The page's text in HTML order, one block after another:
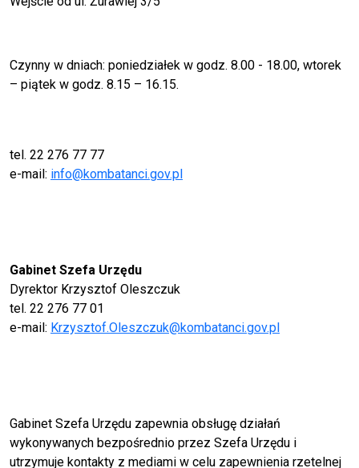
Czynny w dniach: poniedziałek w godz. 8.00 - 18.00, wtorek
– piątek w godz. 8.15 – 16.15.
tel. 22 276 77 77
e-mail: info@kombatanci.gov.pl
Gabinet Szefa Urzędu
Dyrektor Krzysztof Oleszczuk
tel. 22 276 77 01
e-mail: Krzysztof.Oleszczuk@kombatanci.gov.pl
Gabinet Szefa Urzędu zapewnia obsługę działań
wykonywanych bezpośrednio przez Szefa Urzędu i
utrzymuje kontakty z mediami w celu zapewnienia rzetelnej